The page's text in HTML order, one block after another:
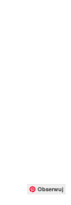
Obserwuj